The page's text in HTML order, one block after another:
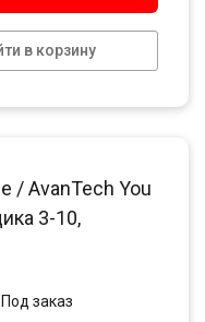
в корзину
/ AvanTech You
3-10,
Под заказ